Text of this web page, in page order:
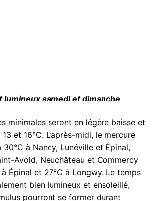
lumineux samedi et dimanche
minimales seront en légère baisse et
et 16°C. L’après-midi, le mercure
30°C à Nancy, Lunéville et Épinal,
Avold, Neuchâteau et Commercy
Épinal et 27°C à Longwy. Le temps
bien lumineux et ensoleillé,
pourront se former durant